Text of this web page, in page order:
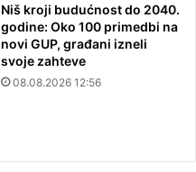
Niš kroji budućnost do 2040.
godine: Oko 100 primedbi na
novi GUP, građani izneli
svoje zahteve
08.08.2026 12:56